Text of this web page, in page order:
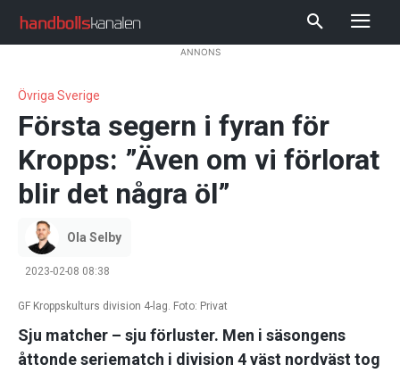
ANNONS
Övriga Sverige
Första segern i fyran för
Kropps: ”Även om vi förlorat
blir det några öl”
Ola Selby
2023-02-08 08:38
GF Kroppskulturs division 4-lag. Foto: Privat
Sju matcher – sju förluster. Men i säsongens
åttonde seriematch i division 4 väst nordväst tog